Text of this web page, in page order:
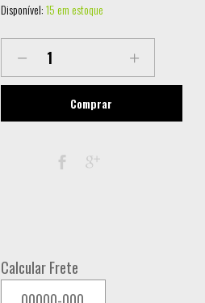
Disponível:15 em estoque
1296ST-
MEGA
FLY
CASE
Comprar
Calcular Frete